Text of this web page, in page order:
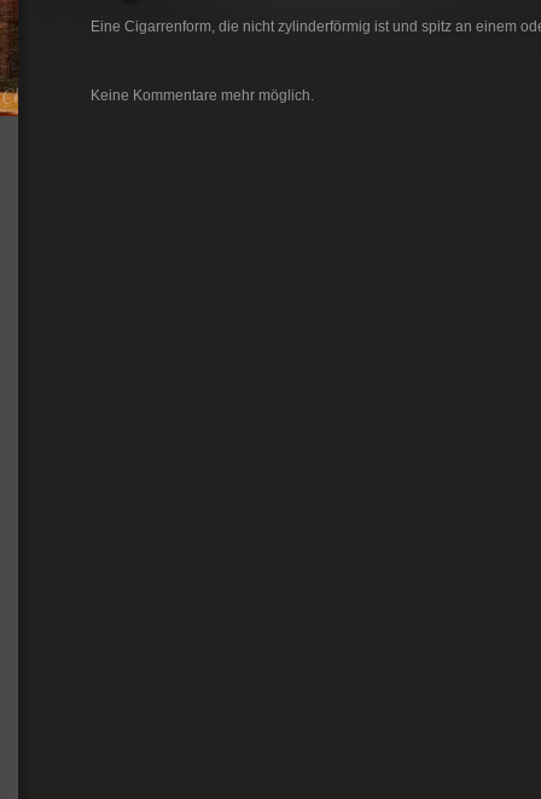
Eine Cigarrenform, die nicht zylinderförmig ist und spitz an einem
Keine Kommentare mehr möglich.